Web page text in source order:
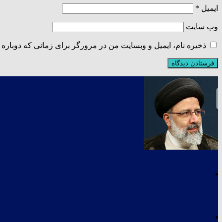
ایمیل *
وب‌ سایت
ذخیره نام، ایمیل و وبسایت من در مرورگر برای زمانی که